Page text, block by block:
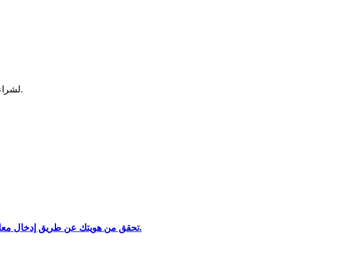
تحليل البيانات الضخمة بما في ذلك المعلومات التجارية، وما إلى ذلك.
لشراء وبيع العملات المشفرة في أكثر بورصة آمنة.
تحقق من هويتك عن طريق إدخال معلوماتك الشخصية وتحميل بطاقة هوية صالحة تحتوي على صورة.